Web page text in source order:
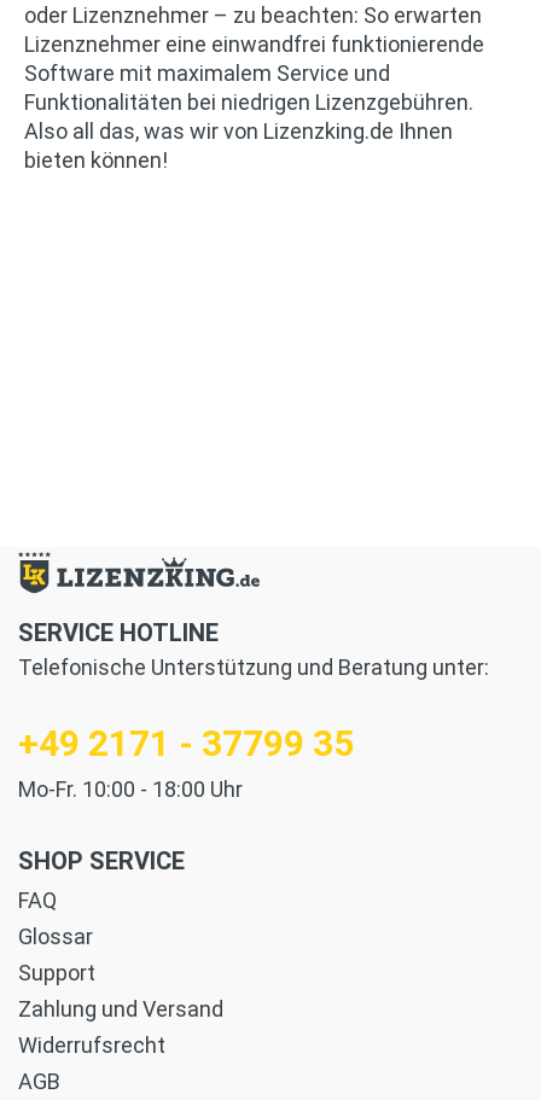
oder Lizenznehmer – zu beachten: So erwarten
Lizenznehmer eine einwandfrei funktionierende
Software mit maximalem Service und
Funktionalitäten bei niedrigen Lizenzgebühren.
Also all das, was wir von Lizenzking.de Ihnen
bieten können!
SERVICE HOTLINE
Telefonische Unterstützung und Beratung unter:
+49 2171 - 37799 35
Mo-Fr. 10:00 - 18:00 Uhr
SHOP SERVICE
FAQ
Glossar
Support
Zahlung und Versand
Widerrufsrecht
AGB